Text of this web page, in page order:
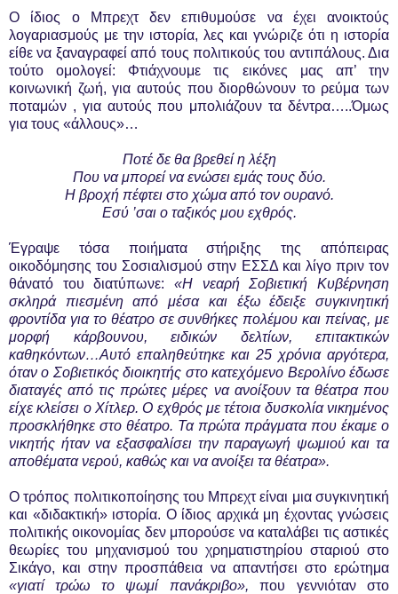
Ο ίδιος ο Μπρεχτ δεν επιθυμούσε να έχει ανοικτούς
λογαριασμούς με την ιστορία, λες και γνώριζε ότι η ιστορία
είθε να ξαναγραφεί από τους πολιτικούς του αντιπάλους. Δια
τούτο ομολογεί: Φτιάχνουμε τις εικόνες μας απ’ την
κοινωνική ζωή, για αυτούς που διορθώνουν το ρεύμα των
ποταμών , για αυτούς που μπολιάζουν τα δέντρα…..Όμως
για τους «άλλους»…
Ποτέ δε θα βρεθεί η λέξη
Που να μπορεί να ενώσει εμάς τους δύο.
Η βροχή πέφτει στο χώμα από τον ουρανό.
Εσύ ’σαι ο ταξικός μου εχθρός.
Έγραψε τόσα ποιήματα στήριξης της απόπειρας
οικοδόμησης του Σοσιαλισμού στην ΕΣΣΔ και λίγο πριν τον
θάνατό του διατύπωνε: «Η νεαρή Σοβιετική Κυβέρνηση
σκληρά πιεσμένη από μέσα και έξω έδειξε συγκινητική
φροντίδα για το θέατρο σε συνθήκες πολέμου και πείνας, με
μορφή κάρβουνου, ειδικών δελτίων, επιτακτικών
καθηκόντων…Αυτό επαληθεύτηκε και 25 χρόνια αργότερα,
όταν ο Σοβιετικός διοικητής στο κατεχόμενο Βερολίνο έδωσε
διαταγές από τις πρώτες μέρες να ανοίξουν τα θέατρα που
είχε κλείσει ο Χίτλερ. Ο εχθρός με τέτοια δυσκολία νικημένος
προσκλήθηκε στο θέατρο. Τα πρώτα πράγματα που έκαμε ο
νικητής ήταν να εξασφαλίσει την παραγωγή ψωμιού και τα
αποθέματα νερού, καθώς και να ανοίξει τα θέατρα».
Ο τρόπος πολιτικοποίησης του Μπρεχτ είναι μια συγκινητική
και «διδακτική» ιστορία. Ο ίδιος αρχικά μη έχοντας γνώσεις
πολιτικής οικονομίας δεν μπορούσε να καταλάβει τις αστικές
θεωρίες του μηχανισμού του χρηματιστηρίου σταριού στο
Σικάγο, και στην προσπάθεια να απαντήσει στο ερώτημα
«γιατί τρώω το ψωμί πανάκριβο», που γεννιόταν στο